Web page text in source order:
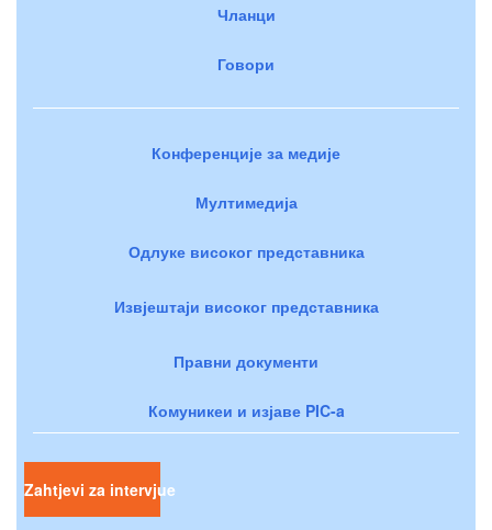
Чланци
Говори
Конференције за медије
Мултимедија
Одлуке високог представника
Извјештаји високог представника
Правни документи
Комуникеи и изјаве PIC-a
Zahtjevi za intervjue